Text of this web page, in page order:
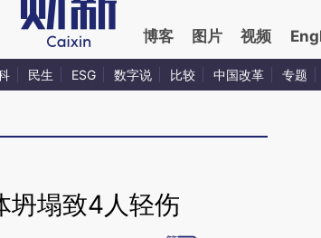
博客 图片 视频
民生 ESG 数字说 比较 中国改革 专题
坍塌致4人轻伤